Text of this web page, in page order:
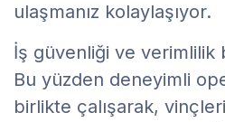
ulaşmanız kolaylaşıyor.
İş güvenliği ve verimlilik
Bu yüzden deneyimli
birlikte çalışarak,